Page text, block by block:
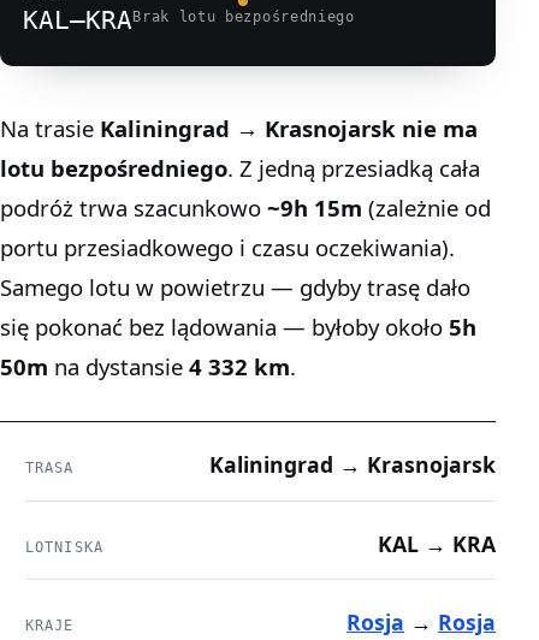
KAL–KRABrak lotu bezpośredniego
Na trasie Kaliningrad → Krasnojarsk nie ma
lotu bezpośredniego. Z jedną przesiadką cała
podróż trwa szacunkowo ~9h 15m (zależnie od
portu przesiadkowego i czasu oczekiwania).
Samego lotu w powietrzu — gdyby trasę dało
się pokonać bez lądowania — byłoby około 5h
50m na dystansie 4 332 km.
TRASA Kaliningrad → Krasnojarsk
LOTNISKA KAL → KRA
KRAJE Rosja → Rosja